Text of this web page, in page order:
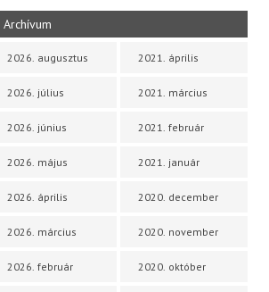
Archívum
2026. augusztus
2026. július
2026. június
2026. május
2026. április
2026. március
2026. február
2021. április
2021. március
2021. február
2021. január
2020. december
2020. november
2020. október